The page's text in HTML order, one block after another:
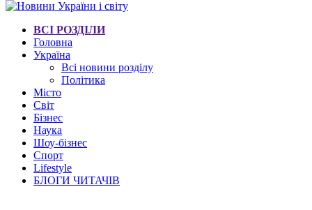
ВСІ РОЗДІЛИ
Головна
Україна
Всі новини розділу
Політика
Місто
Світ
Бізнес
Наука
Шоу-бізнес
Спорт
Lifestyle
БЛОГИ ЧИТАЧІВ